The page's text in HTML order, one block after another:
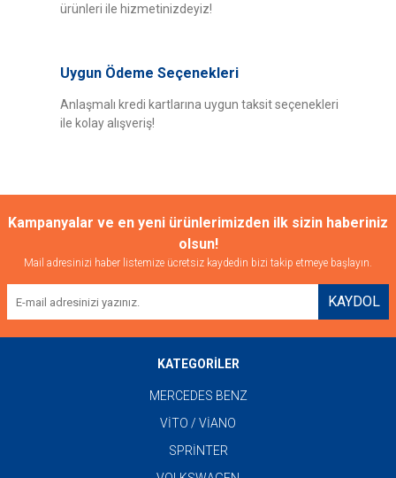
Bu ürüne benzer farklı alternatifler olmalı.
ürünleri ile hizmetinizdeyiz!
Uygun Ödeme Seçenekleri
Anlaşmalı kredi kartlarına uygun taksit seçenekleri
ile kolay alışveriş!
Kampanyalar ve en yeni ürünlerimizden ilk sizin haberiniz
olsun!
Mail adresinizi haber listemize ücretsiz kaydedin bizi takip etmeye başlayın.
KAYDOL
KATEGORİLER
MERCEDES BENZ
VİTO / VİANO
SPRİNTER